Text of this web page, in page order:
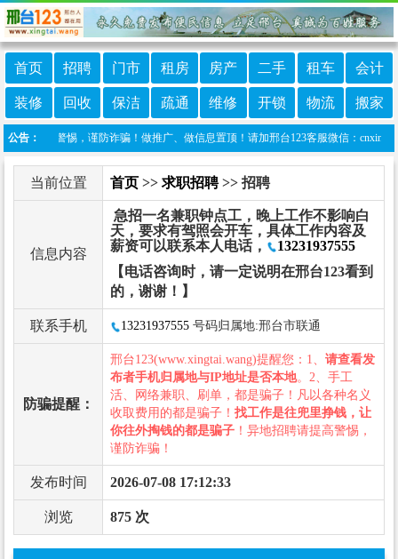
首页 招聘 门市 租房 房产 二手 租车 会计
装修 回收 保洁 疏通 维修 开锁 物流 搬家
公告：
！提高警惕，谨防诈骗！做推广、做信息置顶！请加邢台123客服微信：cnxingtai
当前位置 首页 >> 求职招聘>> 招聘
信息内容
急招一名兼职钟点工，晚上工作不影响白
天，要求有驾照会开车，具体工作内容及
薪资可以联系本人电话，
13231937555
【电话咨询时，请一定说明在邢台123看到
的，谢谢！】
联系手机 13231937555 号码归属地:邢台市联通
防骗提醒：
邢台123(www.xingtai.wang)提醒您：1、 请查看发
布者手机归属地与IP地址是否本地。2、手工
活、网络兼职、刷单，都是骗子！凡以各种名义
收取费用的都是骗子！ 找工作是往兜里挣钱，让
你往外掏钱的都是骗子 ！异地招聘请提高警惕，
谨防诈骗！
发布时间 2026-07-08 17:12:33
浏览 875 次